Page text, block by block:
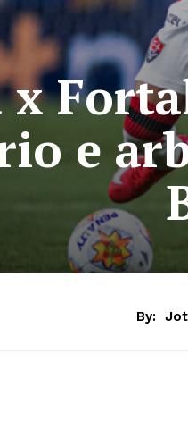
e
By: